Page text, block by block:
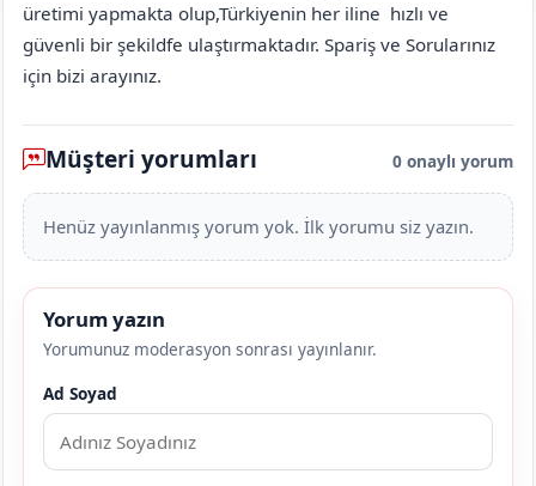
üretimi yapmakta olup,Türkiyenin her iline hızlı ve
güvenli bir şekildfe ulaştırmaktadır. Spariş ve Sorularınız
için bizi arayınız.
Müşteri yorumları 0 onaylı yorum
Henüz yayınlanmış yorum yok. İlk yorumu siz yazın.
Yorum yazın
Yorumunuz moderasyon sonrası yayınlanır.
Ad Soyad